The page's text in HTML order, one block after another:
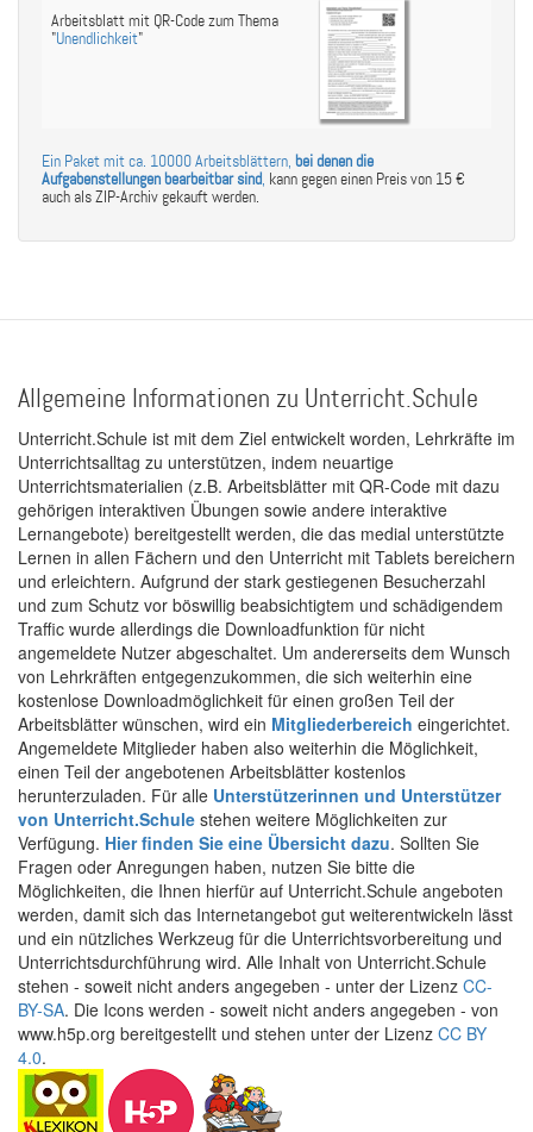
Arbeitsblatt mit QR-Code zum Thema
"Unendlichkeit"
Ein Paket mit ca. 10000 Arbeitsblättern, bei denen die
Aufgabenstellungen bearbeitbar sind, kann gegen einen Preis von 15 €
auch als ZIP-Archiv gekauft werden.
Allgemeine Informationen zu Unterricht.Schule
Unterricht.Schule ist mit dem Ziel entwickelt worden, Lehrkräfte im
Unterrichtsalltag zu unterstützen, indem neuartige
Unterrichtsmaterialien (z.B. Arbeitsblätter mit QR-Code mit dazu
gehörigen interaktiven Übungen sowie andere interaktive
Lernangebote) bereitgestellt werden, die das medial unterstützte
Lernen in allen Fächern und den Unterricht mit Tablets bereichern
und erleichtern. Aufgrund der stark gestiegenen Besucherzahl
und zum Schutz vor böswillig beabsichtigtem und schädigendem
Traffic wurde allerdings die Downloadfunktion für nicht
angemeldete Nutzer abgeschaltet. Um andererseits dem Wunsch
von Lehrkräften entgegenzukommen, die sich weiterhin eine
kostenlose Downloadmöglichkeit für einen großen Teil der
Arbeitsblätter wünschen, wird ein Mitgliederbereich eingerichtet.
Angemeldete Mitglieder haben also weiterhin die Möglichkeit,
einen Teil der angebotenen Arbeitsblätter kostenlos
herunterzuladen. Für alle Unterstützerinnen und Unterstützer
von Unterricht.Schule stehen weitere Möglichkeiten zur
Verfügung. Hier finden Sie eine Übersicht dazu. Sollten Sie
Fragen oder Anregungen haben, nutzen Sie bitte die
Möglichkeiten, die Ihnen hierfür auf Unterricht.Schule angeboten
werden, damit sich das Internetangebot gut weiterentwickeln lässt
und ein nützliches Werkzeug für die Unterrichtsvorbereitung und
Unterrichtsdurchführung wird. Alle Inhalt von Unterricht.Schule
stehen - soweit nicht anders angegeben - unter der Lizenz CC-
BY-SA. Die Icons werden - soweit nicht anders angegeben - von
www.h5p.org bereitgestellt und stehen unter der Lizenz CC BY
4.0.